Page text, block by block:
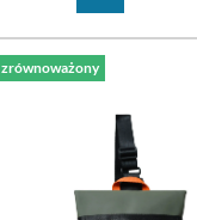
zrównoważony